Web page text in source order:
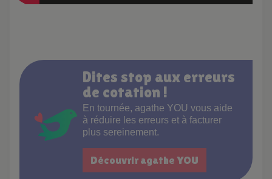
Dites stop aux erreurs
de cotation !
En tournée, agathe YOU vous aide
à réduire les erreurs et à facturer
plus sereinement.
Découvrir agathe YOU